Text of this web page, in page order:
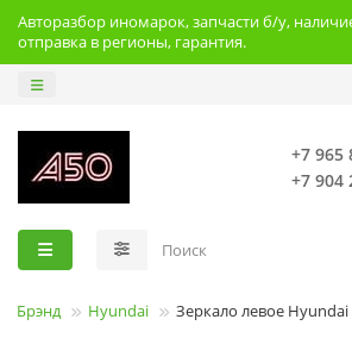
Авторазбор иномарок, запчасти б/у,
отправка в регионы, гарантия.
+7 965
+7 904
Брэнд Hyundai Зеркало левое Hyundai